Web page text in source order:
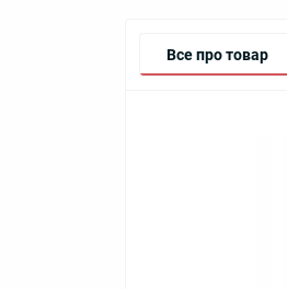
Все про товар